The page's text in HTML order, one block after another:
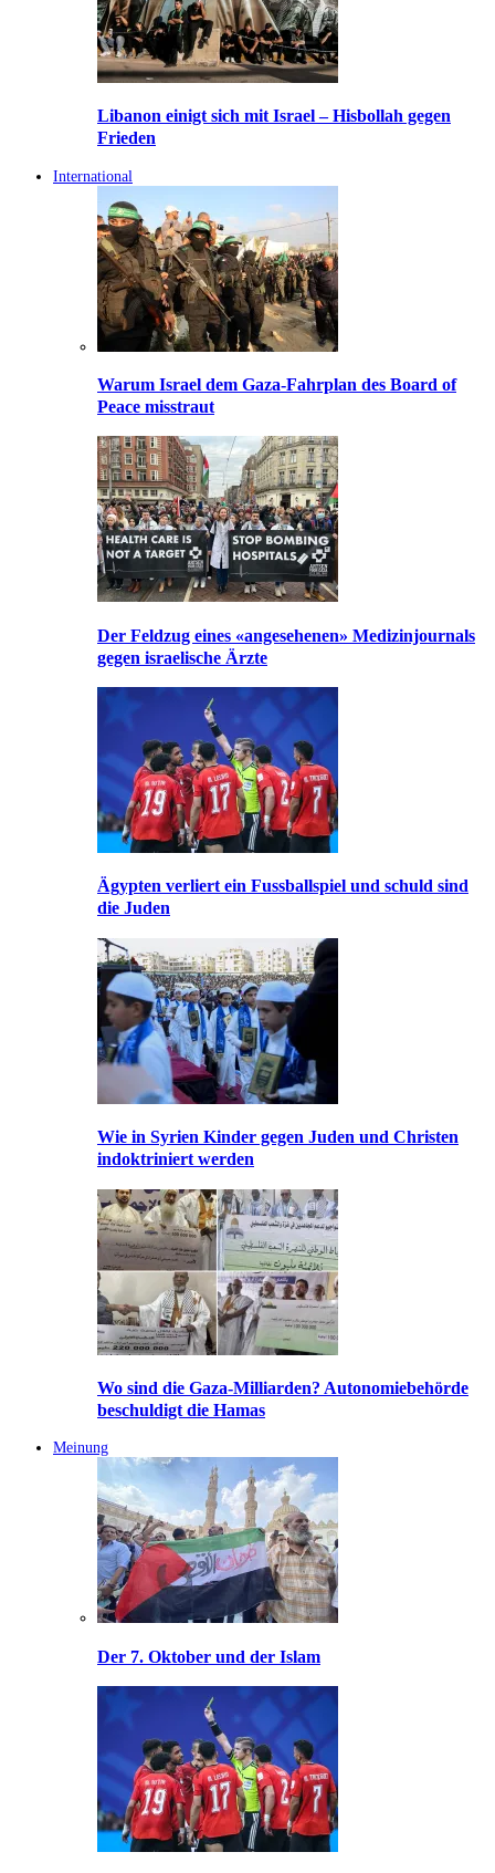
Libanon einigt sich mit Israel – Hisbollah gegen
Frieden
International
Warum Israel dem Gaza-Fahrplan des Board of
Peace misstraut
Der Feldzug eines «angesehenen» Medizinjournals
gegen israelische Ärzte
Ägypten verliert ein Fussballspiel und schuld sind
die Juden
Wie in Syrien Kinder gegen Juden und Christen
indoktriniert werden
Wo sind die Gaza-Milliarden? Autonomiebehörde
beschuldigt die Hamas
Meinung
Der 7. Oktober und der Islam